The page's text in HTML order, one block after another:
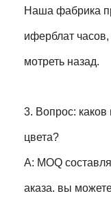
Наша фабрика
иферблат
мотреть назад.
3. Вопрос:
цвета?
A: MOQ
аказа. вы